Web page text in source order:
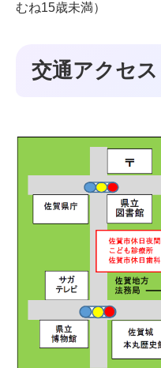
むね15歳未満）
交通アクセス